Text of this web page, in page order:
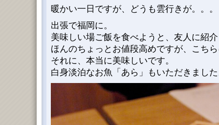
暖かい一日ですが、どうも雲行きが。。。
出張で福岡に。
美味しい場ご飯を食べようと、友人に紹
ほんのちょっとお値段高めですが、こち
それに、本当に美味しいです。
白身淡泊なお魚「あら」もいただきまし